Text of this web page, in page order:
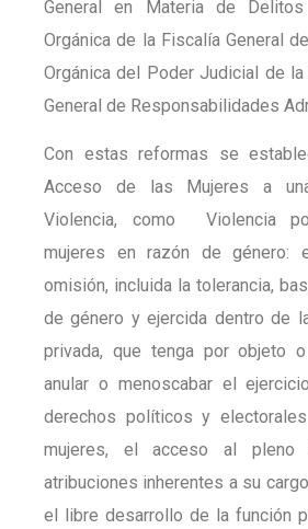
General en Materia de
Orgánica de la Fiscalía General
Orgánica del Poder Judicial de
General de Responsabilidades
Con estas reformas se
Acceso de las Mujeres a
Violencia, como Violencia
mujeres en razón de género:
omisión, incluida la tolerancia,
de género y ejercida dentro de
privada, que tenga por objeto
anular o menoscabar el
derechos políticos y
mujeres, el acceso al pleno
atribuciones inherentes a su
el libre desarrollo de la función